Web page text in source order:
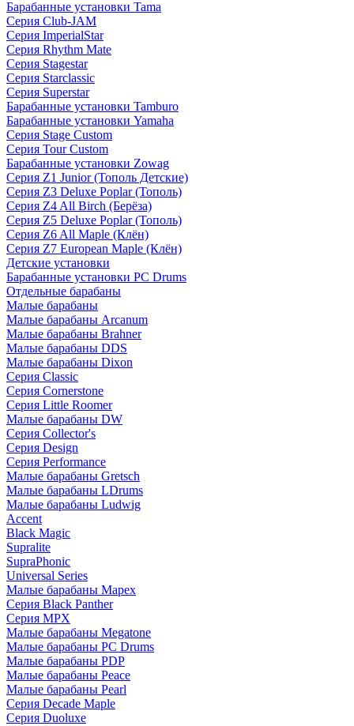
Барабанные установки Tama
Серия Club-JAM
Серия ImperialStar
Серия Rhythm Mate
Серия Stagestar
Серия Starclassic
Серия Superstar
Барабанные установки Tamburo
Барабанные установки Yamaha
Серия Stage Custom
Серия Tour Custom
Барабанные установки Zowag
Серия Z1 Junior (Тополь Детские)
Серия Z3 Deluxe Poplar (Тополь)
Серия Z4 All Birch (Берёза)
Серия Z5 Deluxe Poplar (Тополь)
Серия Z6 All Maple (Клён)
Серия Z7 European Maple (Клён)
Детские установки
Барабанные установки PC Drums
Отдельные барабаны
Малые барабаны
Малые барабаны Arcanum
Малые барабаны Brahner
Малые барабаны DDS
Малые барабаны Dixon
Серия Classic
Серия Cornerstone
Серия Little Roomer
Малые барабаны DW
Серия Collector's
Серия Design
Серия Performance
Малые барабаны Gretsch
Малые барабаны LDrums
Малые барабаны Ludwig
Accent
Black Magic
Supralite
SupraPhonic
Universal Series
Малые барабаны Mapex
Серия Black Panther
Серия MPX
Малые барабаны Megatone
Малые барабаны PC Drums
Малые барабаны PDP
Малые барабаны Peace
Малые барабаны Pearl
Серия Decade Maple
Серия Duoluxe